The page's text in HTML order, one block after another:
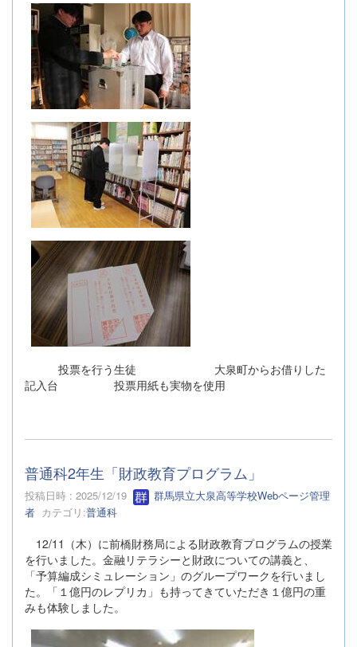
投票を行う生徒 大泉町からお借りした
記入台 投票用紙も実物を使用
普通科2年生「財政教育プログラム」
投稿日時 : 2025/12/19
群馬県立大泉高等学校Webページ管理
者 カテゴリ:普通科
12/11（木）に前橋財務局による財政教育プログラムの授業
を行いました。金融リテラシーと財政についての講義と、
「予算編成シミュレーション」のグループワークを行いまし
た。「１億円のレプリカ」も持ってきていただき１億円の重
みも体験しました。